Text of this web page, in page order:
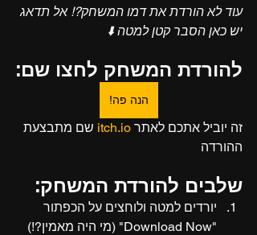
עוד לא הורדת את דמו המשחק?! אל תדאג
יש כאן הסבר קטן למטה ⬇️
להורדת המשחק לחצו שם:
!הנה פה
זה יוביל אתכם לאתר itch.io שם מתבצעת
ההורדה
שלבים להורדת המשחק:
יורדים למטה ולוחצים על הכפתור
"Download Now" (מי היה מאמין?!)